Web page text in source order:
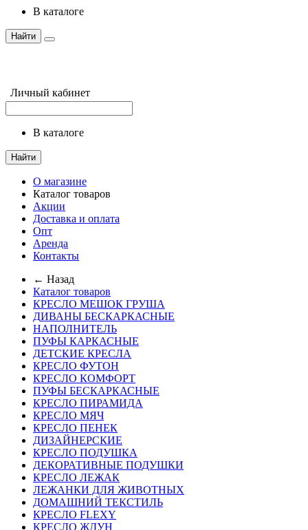
в каталоге
Найти
Личный кабинет
в каталоге
Найти
О магазине
Каталог товаров
Акции
Доставка и оплата
Опт
Аренда
Контакты
← Назад
Каталог товаров
КРЕСЛО МЕШОК ГРУША
ДИВАНЫ БЕСКАРКАСНЫЕ
НАПОЛНИТЕЛЬ
ПУФЫ КАРКАСНЫЕ
ДЕТСКИЕ КРЕСЛА
КРЕСЛО ФУТОН
КРЕСЛО КОМФОРТ
ПУФЫ БЕСКАРКАСНЫЕ
КРЕСЛО ПИРАМИДА
КРЕСЛО МЯЧ
КРЕСЛО ПЕНЕК
ДИЗАЙНЕРСКИЕ
КРЕСЛО ПОДУШКА
ДЕКОРАТИВНЫЕ ПОДУШКИ
КРЕСЛО ЛЕЖАК
ЛЕЖАНКИ ДЛЯ ЖИВОТНЫХ
ДОМАШНИЙ ТЕКСТИЛЬ
КРЕСЛО FLEXY
КРЕСЛО ЖДУН